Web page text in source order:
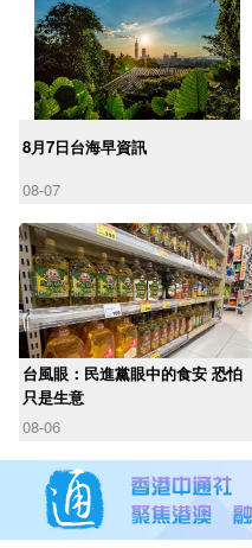
8月7日台海早資訊
08-07
台風眼：民進黨眼中的食安 恐怕
只是生意
08-06